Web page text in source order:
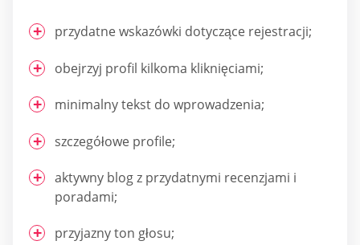
przydatne wskazówki dotyczące rejestracji;
obejrzyj profil kilkoma kliknięciami;
minimalny tekst do wprowadzenia;
szczegółowe profile;
aktywny blog z przydatnymi recenzjami i
poradami;
przyjazny ton głosu;